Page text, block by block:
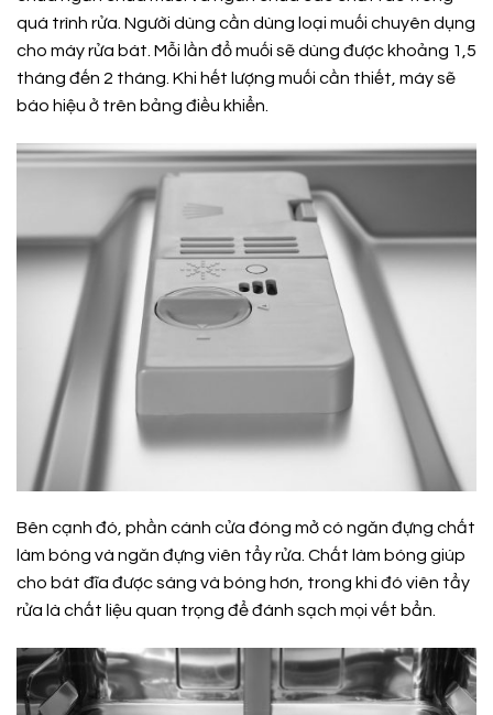
quá trình rửa. Người dùng cần dùng loại muối chuyên dụng
cho máy rửa bát. Mỗi lần đổ muối sẽ dùng được khoảng 1,5
tháng đến 2 tháng. Khi hết lượng muối cần thiết, máy sẽ
báo hiệu ở trên bảng điều khiển.
Bên cạnh đó, phần cánh cửa đóng mở có ngăn đựng chất
làm bóng và ngăn đựng viên tẩy rửa. Chất làm bóng giúp
cho bát đĩa được sáng và bóng hơn, trong khi đó viên tẩy
rửa là chất liệu quan trọng để đánh sạch mọi vết bẩn.